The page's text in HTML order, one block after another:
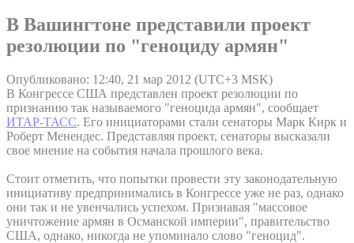
В Вашингтоне представили проект
резолюции по "геноциду армян"
Опубликовано: 12:40, 21 мар 2012 (UTC+3 MSK)
В Конгрессе США представлен проект резолюции по
признанию так называемого "геноцида армян", сообщает
ИТАР-ТАСС. Его инициаторами стали сенаторы Марк Кирк и
Роберт Менендес. Представляя проект, сенаторы высказали
свое мнение на события начала прошлого века.
Стоит отметить, что попытки провести эту законодательную
инициативу предпринимались в Конгрессе уже не раз, однако
они так и не увенчались успехом. Признавая "массовое
уничтожение армян в Османской империи", правительство
США, однако, никогда не упоминало слово "геноцид".